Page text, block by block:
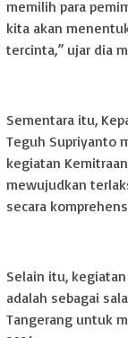
memilih para
kita akan
tercinta,” ujar dia
Sementara itu,
Teguh Supriyanto
kegiatan
mewujudkan
secara
Selain itu,
adalah sebagai
Tangerang untuk